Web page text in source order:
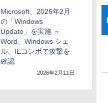
Microsoft、2026年2月
の「Windows
Update」を実施 ～
Word、Windows シェ
ル、IEコンポで攻撃を
確認
2026年2月11日